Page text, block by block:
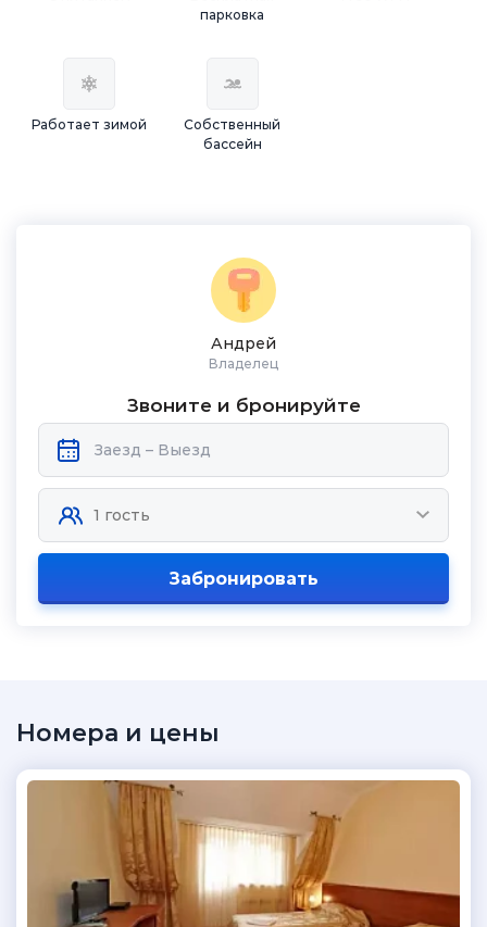
парковка
Работает зимой
Собственный
бассейн
Андрей
Владелец
Звоните и бронируйте
Забронировать
Номера и цены